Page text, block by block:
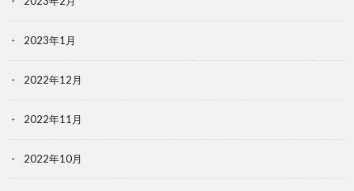
2023年1月
2022年12月
2022年11月
2022年10月